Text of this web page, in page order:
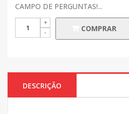
CAMPO DE PERGUNTAS!...
COMPRAR
DESCRIÇÃO